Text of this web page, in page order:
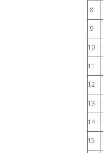
8
9
10
11
12
13
14
15